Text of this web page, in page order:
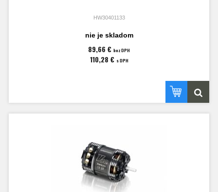
HW30401133
nie je skladom
89,66 € bez DPH
110,28 € s DPH